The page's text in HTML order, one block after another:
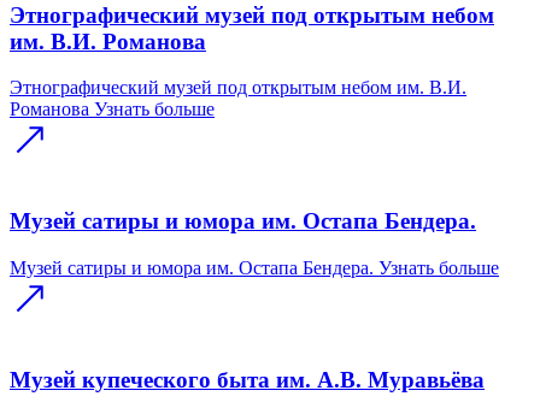
Этнографический музей под открытым небом
им. В.И. Романова
Этнографический музей под открытым небом им. В.И.
Романова Узнать больше
Музей сатиры и юмора им. Остапа Бендера.
Музей сатиры и юмора им. Остапа Бендера. Узнать больше
Музей купеческого быта им. А.В. Муравьёва